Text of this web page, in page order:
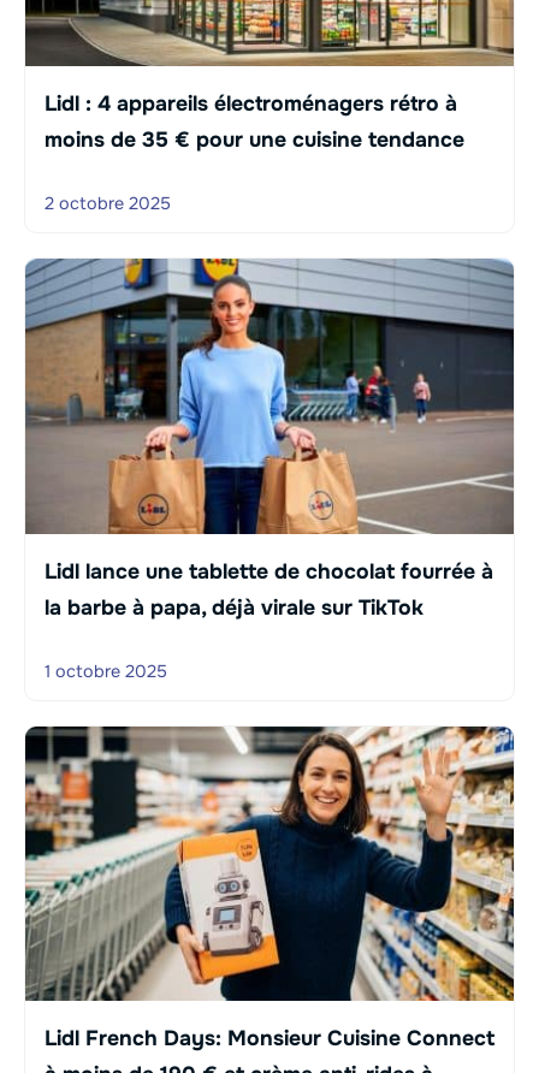
Lidl : 4 appareils électroménagers rétro à
moins de 35 € pour une cuisine tendance
2 octobre 2025
Lidl lance une tablette de chocolat fourrée à
la barbe à papa, déjà virale sur TikTok
1 octobre 2025
Lidl French Days: Monsieur Cuisine Connect